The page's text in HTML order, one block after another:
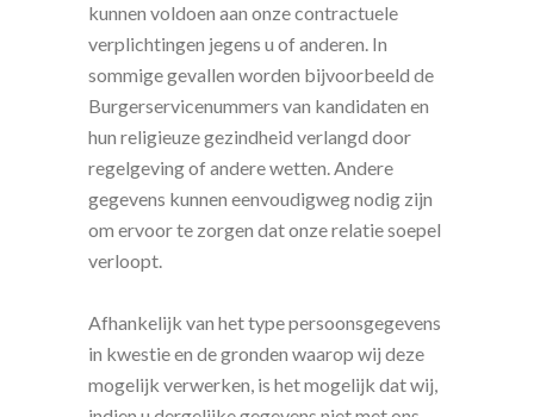
kunnen voldoen aan onze contractuele
verplichtingen jegens u of anderen. In
sommige gevallen worden bijvoorbeeld de
Burgerservicenummers van kandidaten en
hun religieuze gezindheid verlangd door
regelgeving of andere wetten. Andere
gegevens kunnen eenvoudigweg nodig zijn
om ervoor te zorgen dat onze relatie soepel
verloopt.
Afhankelijk van het type persoonsgegevens
in kwestie en de gronden waarop wij deze
mogelijk verwerken, is het mogelijk dat wij,